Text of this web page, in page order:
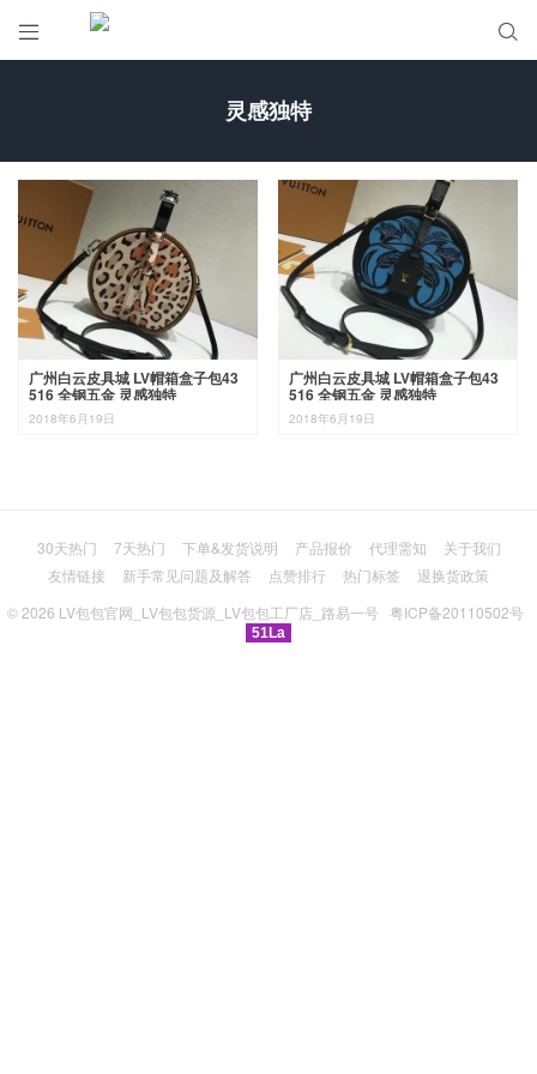
 
灵感独特
广州白云皮具城 LV帽箱盒子包43
516 全钢五金 灵感独特
2018年6月19日
广州白云皮具城 LV帽箱盒子包43
516 全钢五金 灵感独特
2018年6月19日
30天热门 7天热门 下单&发货说明 产品报价 代理需知
关于我们
友情链接
新手常见问题及解答 点赞排行 热门标签
退换货政策
© 2026 LV包包官网_LV包包货源_LV包包工厂店_路易一号 粤ICP备20110502号
51La